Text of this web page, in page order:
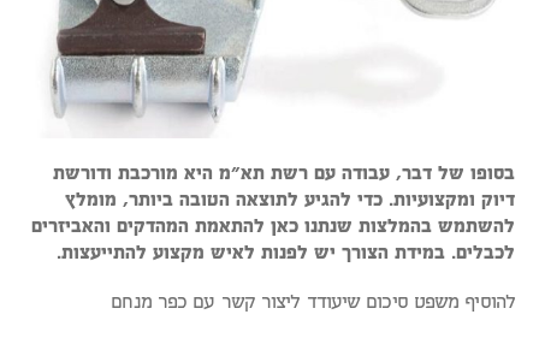
בסופו של דבר, עבודה עם רשת תא"מ היא מורכבת ודורשת
דיוק ומקצועיות. כדי להגיע לתוצאה הטובה ביותר, מומלץ
להשתמש בהמלצות שנתנו כאן להתאמת המהדקים והאביזרים
לכבלים. במידת הצורך יש לפנות לאיש מקצוע להתייעצות.
להוסיף משפט סיכום שיעודד ליצור קשר עם כפר מנחם